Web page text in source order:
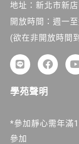
地址：新北市新
開放時間：週一
(欲在非開放時間
學苑聲明
*參加靜心需年滿
參加